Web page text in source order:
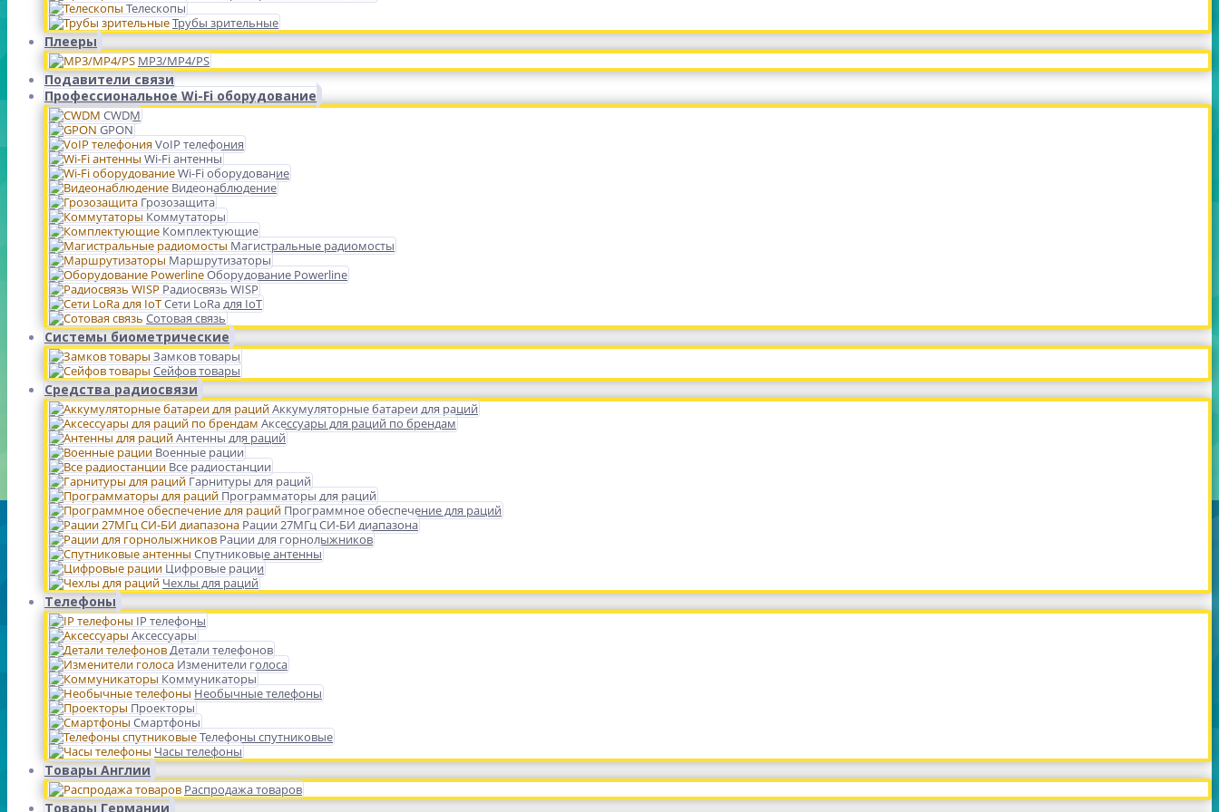
Телескопы
Трубы зрительные
Плееры
MP3/MP4/PS
Подавители связи
Профессиональное Wi-Fi оборудование
CWDM
GPON
VoIP телефония
Wi-Fi антенны
Wi-Fi оборудование
Видеонаблюдение
Грозозащита
Коммутаторы
Комплектующие
Магистральные радиомосты
Маршрутизаторы
Оборудование Powerline
Радиосвязь WISP
Сети LoRa для IoT
Сотовая связь
Системы биометрические
Замков товары
Сейфов товары
Средства радиосвязи
Аккумуляторные батареи для раций
Аксессуары для раций по брендам
Антенны для раций
Военные рации
Все радиостанции
Гарнитуры для раций
Программаторы для раций
Программное обеспечение для раций
Рации 27МГц СИ-БИ диапазона
Рации для горнолыжников
Спутниковые антенны
Цифровые рации
Чехлы для раций
Телефоны
IP телефоны
Аксессуары
Детали телефонов
Изменители голоса
Коммуникаторы
Необычные телефоны
Проекторы
Смартфоны
Телефоны спутниковые
Часы телефоны
Товары Англии
Распродажа товаров
Товары Германии